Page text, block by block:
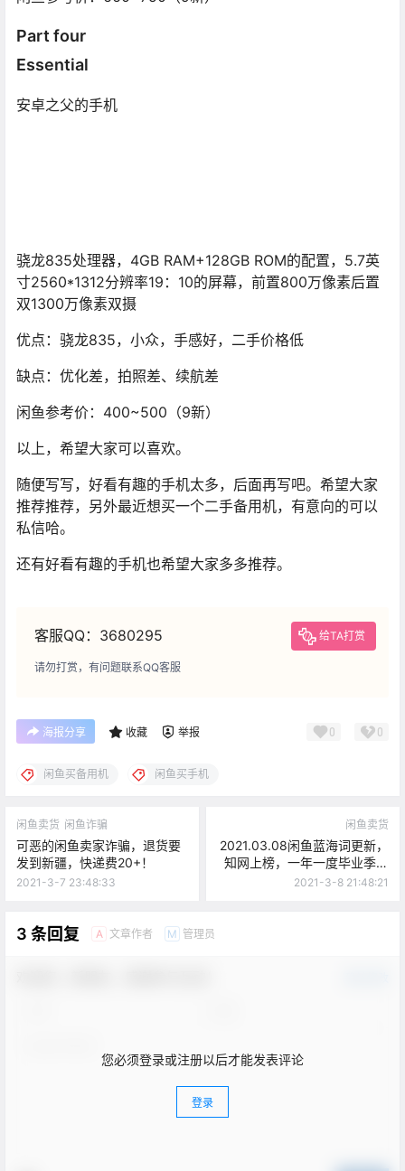
Part four
Essential
安卓之父的手机
骁龙835处理器，4GB RAM+128GB ROM的配置，5.7英
寸2560*1312分辨率19：10的屏幕，前置800万像素后置
双1300万像素双摄
优点：骁龙835，小众，手感好，二手价格低
缺点：优化差，拍照差、续航差
闲鱼参考价：400~500（9新）
以上，希望大家可以喜欢。
随便写写，好看有趣的手机太多，后面再写吧。希望大家
推荐推荐，另外最近想买一个二手备用机，有意向的可以
私信哈。
还有好看有趣的手机也希望大家多多推荐。
客服QQ：3680295 给TA打赏
请勿打赏，有问题联系QQ客服
海报分享 收藏 举报 0 0
闲鱼买备用机 闲鱼买手机
闲鱼卖货 闲鱼诈骗
可恶的闲鱼卖家诈骗，退货要
发到新疆，快递费20+！
2021-3-7 23:48:33
闲鱼卖货
2021.03.08闲鱼蓝海词更新，
知网上榜，一年一度毕业季要
来了！
2021-3-8 21:48:21
3 条回复 A 文章作者 M 管理员
您必须登录或注册以后才能发表评论
登录